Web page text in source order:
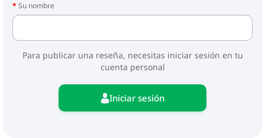
Su nombre
Para publicar una reseña, necesitas iniciar sesión en tu
cuenta personal
Iniciar sesión